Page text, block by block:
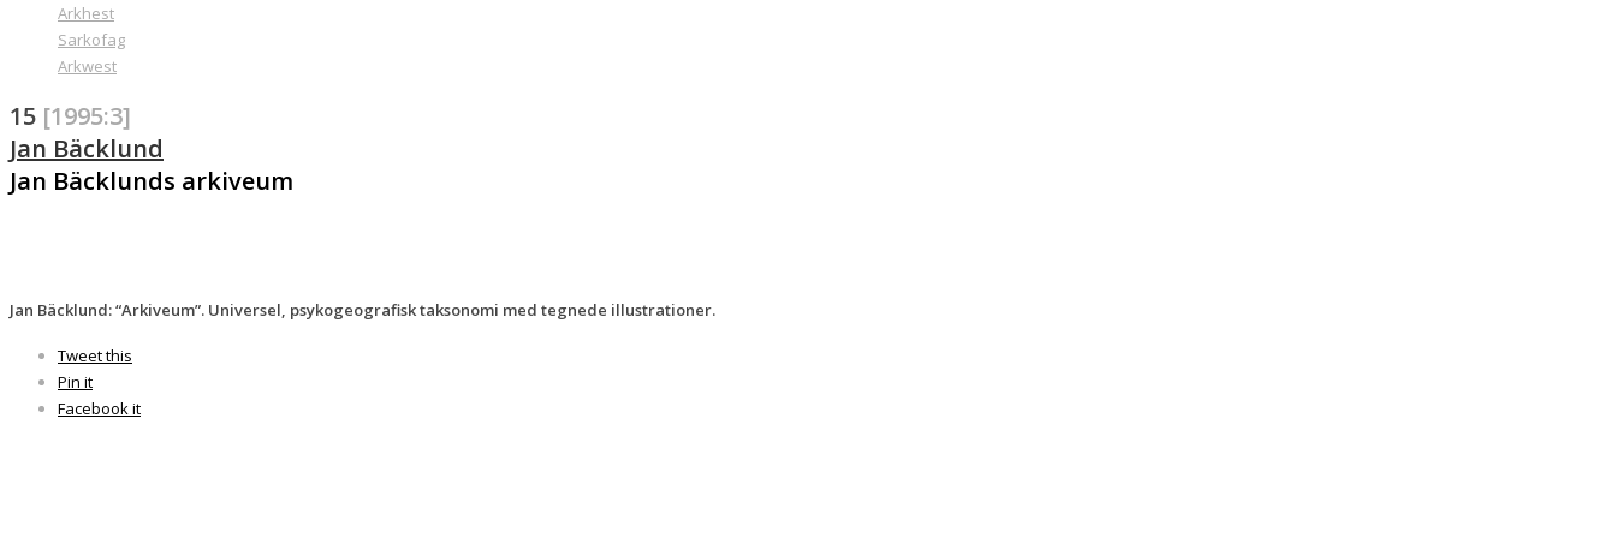
Arkhest
Sarkofag
Arkwest
15 [1995:3]
Jan Bäcklund
Jan Bäcklunds arkiveum
Jan Bäcklund: “Arkiveum”. Universel, psykogeografisk taksonomi med tegnede illustrationer.
Tweet this
Pin it
Facebook it